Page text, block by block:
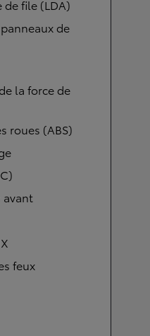
de file (LDA)
de
la force de
roues (ABS)
avant
feux